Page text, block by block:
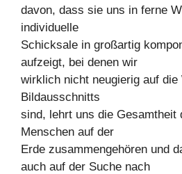
davon, dass sie uns in ferne
individuelle
Schicksale in großartig
aufzeigt, bei denen wir
wirklich nicht neugierig auf
Bildausschnitts
sind, lehrt uns die Gesamtheit
Menschen auf der
Erde zusammengehören und
auch auf der Suche nach